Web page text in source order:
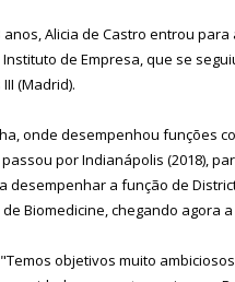
Alicia de Castro entrou
de Empresa, que se
(Madrid).
onde desempenhou funções
por Indianápolis (2018),
desempenhar a função de
Biomedicine, chegando agora
objetivos muito